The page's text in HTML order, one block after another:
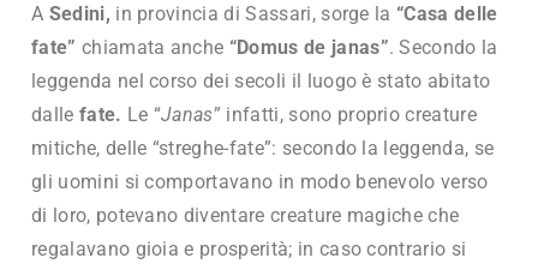
A Sedini, in provincia di Sassari, sorge la “Casa delle
fate” chiamata anche “Domus de janas”. Secondo la
leggenda nel corso dei secoli il luogo è stato abitato
dalle fate. Le “Janas” infatti, sono proprio creature
mitiche, delle “streghe-fate”: secondo la leggenda, se
gli uomini si comportavano in modo benevolo verso
di loro, potevano diventare creature magiche che
regalavano gioia e prosperità; in caso contrario si